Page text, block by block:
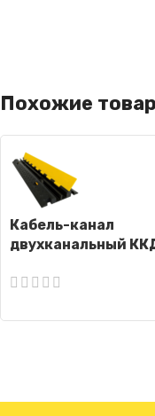
Похожие
Кабель-канал
двухканальный